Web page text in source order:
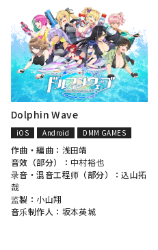
Dolphin Wave
iOS Android DMM GAMES
作曲・編曲： 浅田靖
音效（部分）： 中村裕也
录音・混音工程师（部分）：込山拓
哉
监製： 小山翔
音乐制作人： 坂本英城